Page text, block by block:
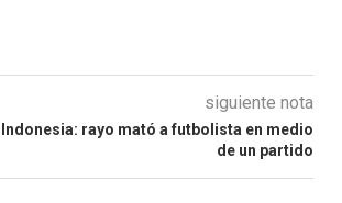
siguiente nota
rayo mató a futbolista en medio
de un partido